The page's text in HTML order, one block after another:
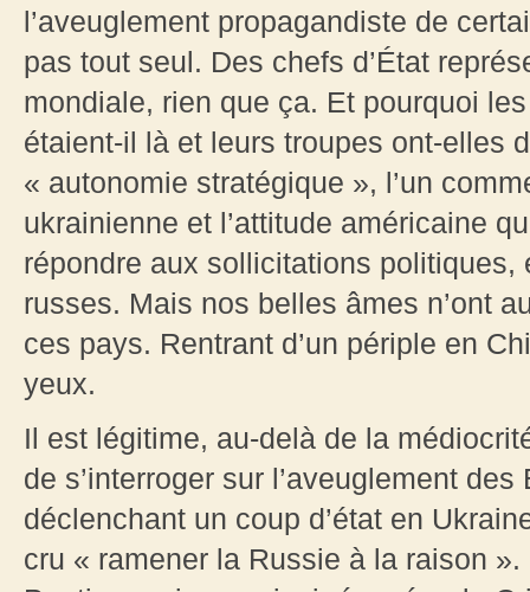
l’aveuglement propagandiste de
pas tout seul. Des chefs d’État
mondiale, rien que ça. Et pourquoi
étaient-il là et leurs troupes ont-elles
« autonomie stratégique », l’un
ukrainienne et l’attitude américaine
répondre aux sollicitations
russes. Mais nos belles âmes n’ont
ces pays. Rentrant d’un périple en
yeux.
Il est légitime, au-delà de la
de s’interroger sur l’aveuglement
déclenchant un coup d’état en
cru « ramener la Russie à la raison